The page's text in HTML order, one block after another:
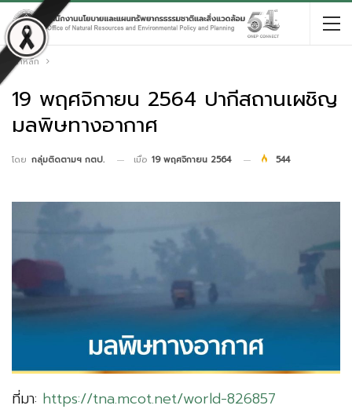
หน้าหลัก
19 พฤศจิกายน 2564 ปากีสถานเผชิญ
มลพิษทางอากาศ
โดย กลุ่มติดตามฯ กตป. เมื่อ 19 พฤศจิกายน 2564 544
ที่มา: https://tna.mcot.net/world-826857